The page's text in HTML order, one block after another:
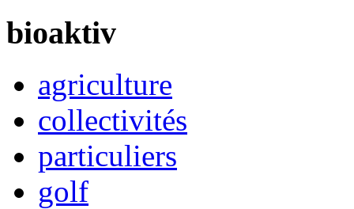
bioaktiv
agriculture
collectivités
particuliers
golf